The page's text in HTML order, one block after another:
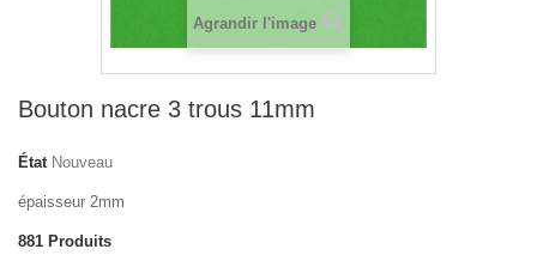
Agrandir l'image
Bouton nacre 3 trous 11mm
État Nouveau
épaisseur 2mm
881 Produits